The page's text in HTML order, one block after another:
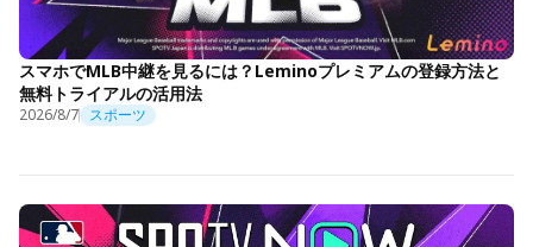
スマホでMLB中継を見るには？Leminoプレミアムの登録方法と
無料トライアルの活用法
2026/8/7 スポーツ